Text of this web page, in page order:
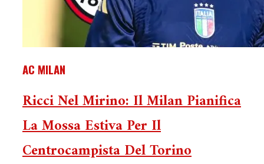
AC MILAN
Ricci Nel Mirino: Il Milan Pianifica
La Mossa Estiva Per Il
Centrocampista Del Torino